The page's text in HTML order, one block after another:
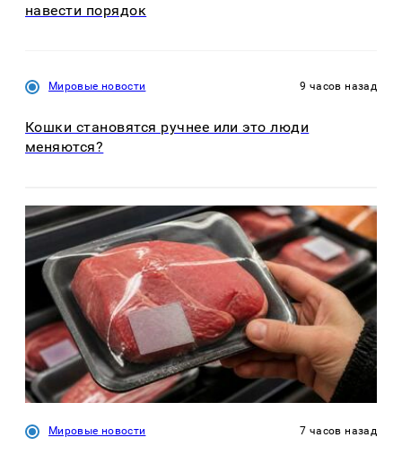
навести порядок
Мировые новости 9 часов назад
Кошки становятся ручнее или это люди
меняются?
Мировые новости 7 часов назад